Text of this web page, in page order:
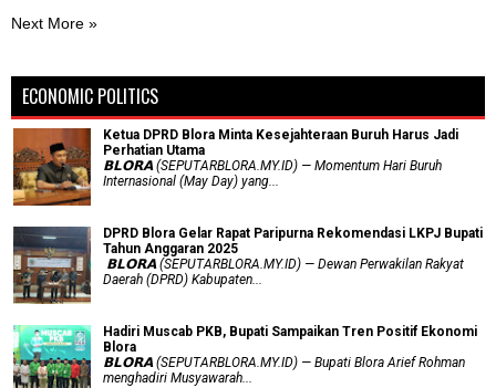
Next More »
ECONOMIC POLITICS
Ketua DPRD Blora Minta Kesejahteraan Buruh Harus Jadi
Perhatian Utama
​𝗕𝗟𝗢𝗥𝗔 (SEPUTARBLORA.MY.ID) — Momentum Hari Buruh
Internasional (May Day) yang...
DPRD Blora Gelar Rapat Paripurna Rekomendasi LKPJ Bupati
Tahun Anggaran 2025
‎ 𝗕𝗟𝗢𝗥𝗔 (SEPUTARBLORA.MY.ID) — Dewan Perwakilan Rakyat
Daerah (DPRD) Kabupaten...
Hadiri Muscab PKB, Bupati Sampaikan Tren Positif Ekonomi
Blora
𝗕𝗟𝗢𝗥𝗔 (SEPUTARBLORA.MY.ID) — Bupati Blora Arief Rohman
menghadiri Musyawarah...